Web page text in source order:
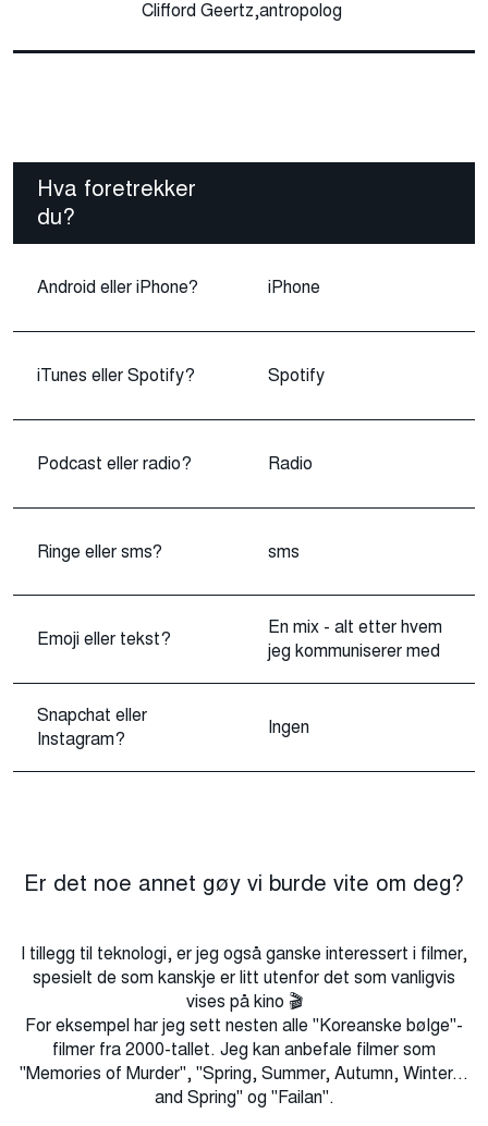
Clifford Geertz,antropolog
Hva foretrekker
du?
Android eller iPhone?
iTunes eller Spotify?
Podcast eller radio?
Ringe eller sms?
Emoji eller tekst?
Snapchat eller
Instagram?
iPhone
Spotify
Radio
sms
En mix - alt etter hvem
jeg kommuniserer med
Ingen
Er det noe annet gøy vi burde vite om deg?
I tillegg til teknologi, er jeg også ganske interessert i filmer,
spesielt de som kanskje er litt utenfor det som vanligvis
vises på kino 🎬
For eksempel har jeg sett nesten alle "Koreanske bølge"-
filmer fra 2000-tallet. Jeg kan anbefale filmer som
"Memories of Murder", "Spring, Summer, Autumn, Winter...
and Spring" og "Failan".